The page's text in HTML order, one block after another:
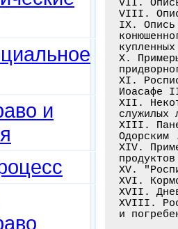
и
VII.
VIII.
IX. Опись
Х.
XI.
XII.
XIII.
XIV.
XV.
XVI.
XVII.
XVIII.